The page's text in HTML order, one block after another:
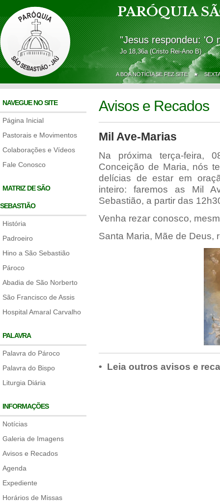
PARÓQUIA
"Jesus respondeu: 'O
Jo 18,36a (Cristo Rei-Ano B)
A BOA NOTÍCIA SE FEZ SITE ★
NAVEGUE NO SITE
Página Inicial
Pastorais e Movimentos
Colaborações e Vídeos
Fale Conosco
MATRIZ DE SÃO
SEBASTIÃO
História
Padroeiro
Hino a São Sebastião
Pároco
Abadia de São Norberto
São Francisco de Assis
Hospital Amaral Carvalho
PALAVRA
Palavra do Pároco
Palavra do Bispo
Liturgia Diária
INFORMAÇÕES
Notícias
Galeria de Imagens
Avisos e Recados
Agenda
Expediente
Horários de Missas
Avisos e Recados
Mil Ave-Marias
Na próxima terça-feira,
Conceição de Maria, nós
delícias de estar em
inteiro: faremos as Mil
Sebastião, a partir das
Venha rezar conosco,
Santa Maria, Mãe de Deus,
• Leia outros avisos e